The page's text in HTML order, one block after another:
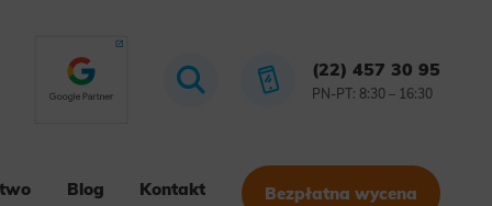
(22) 457 30 95
PN-PT: 8:30 – 16:30
Blog Kontakt Bezpłatna wycena